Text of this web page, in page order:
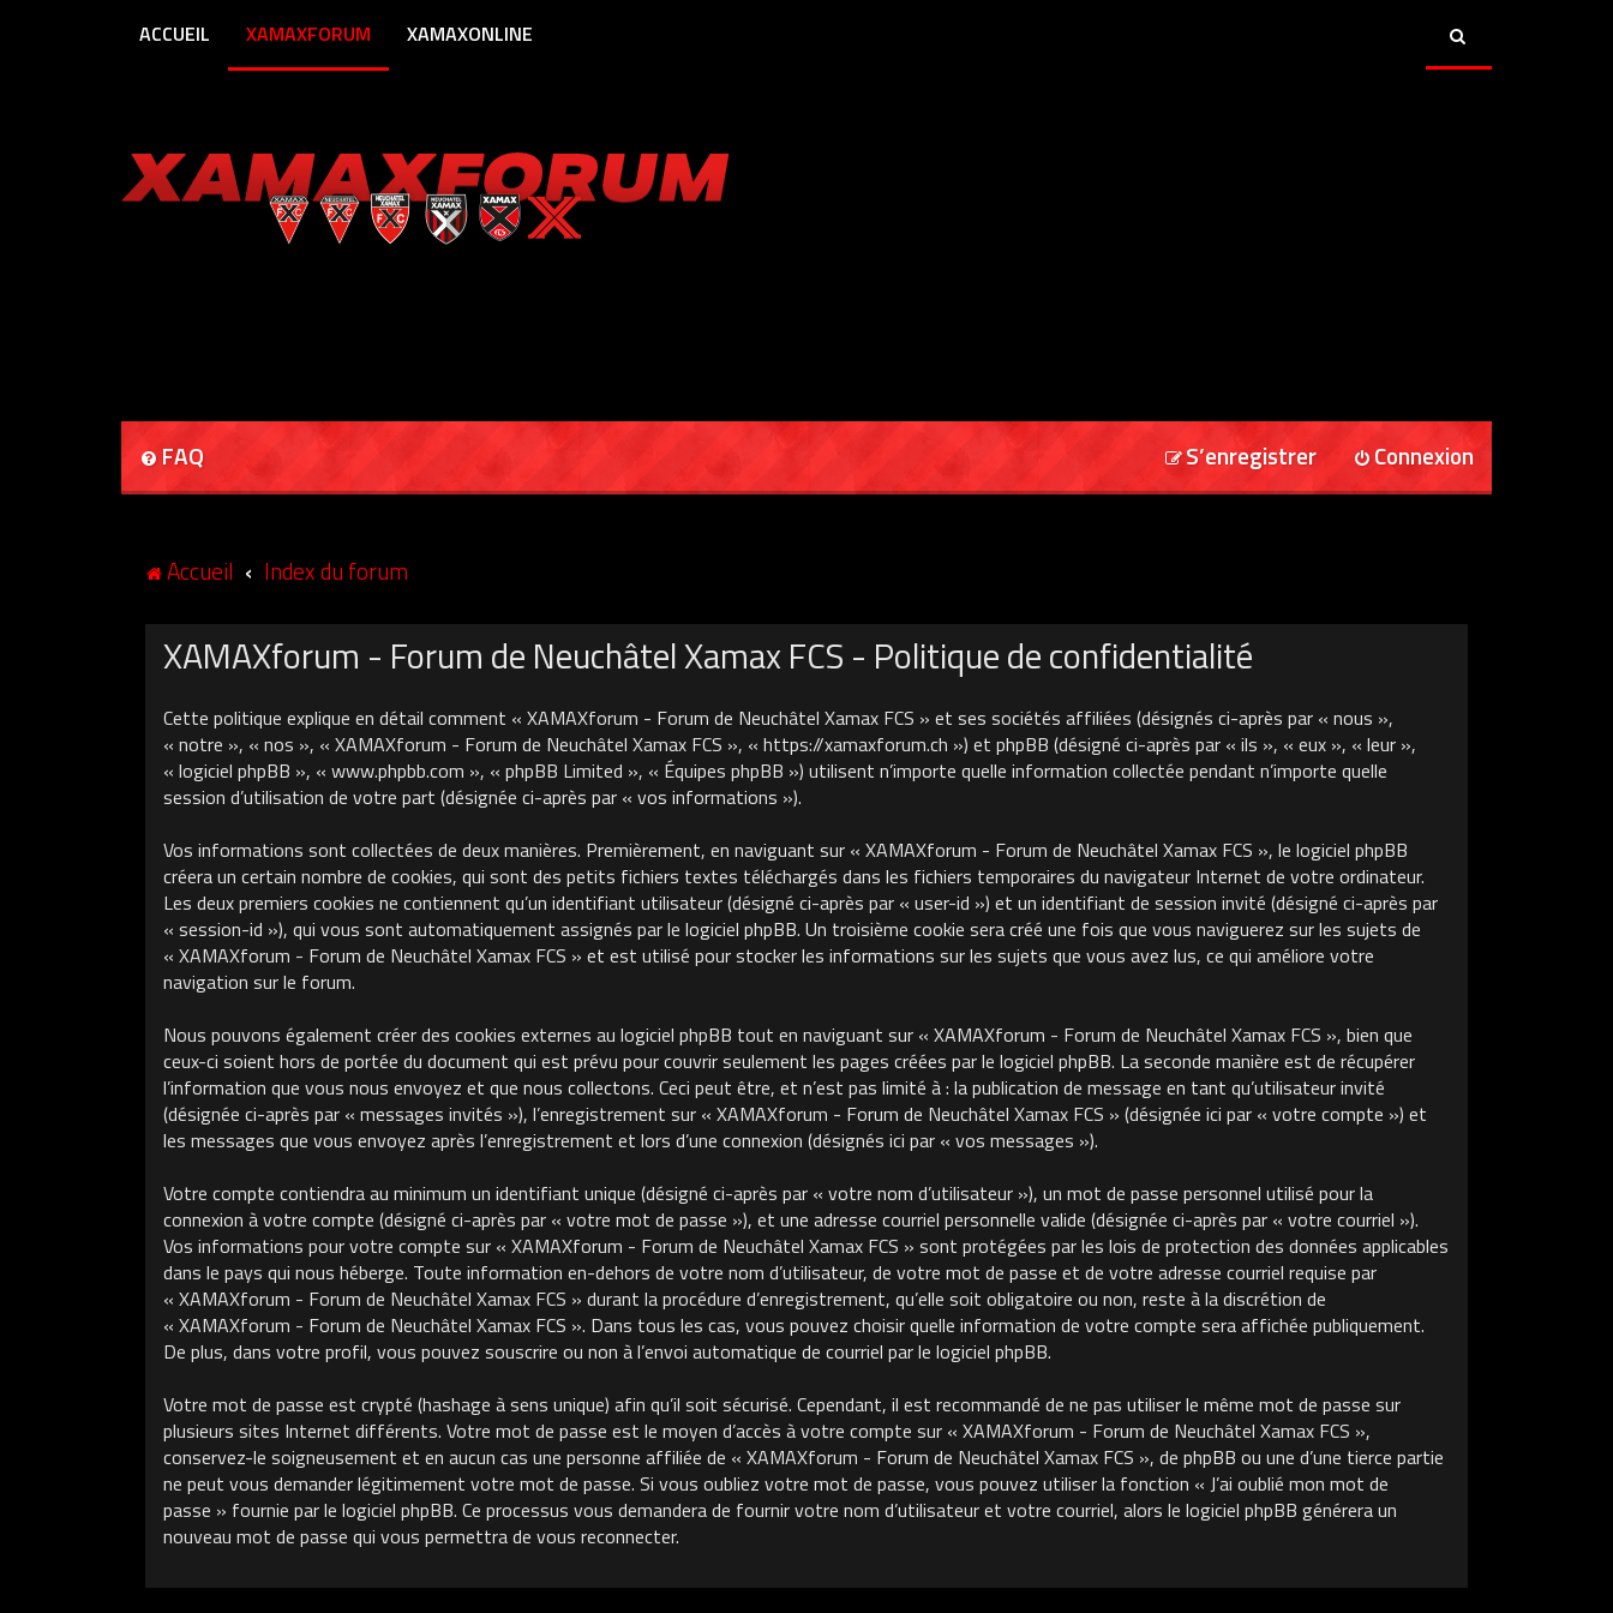
ACCUEIL XAMAXFORUM XAMAXONLINE
FAQ Connexion
S’enregistrer
Accueil Index du forum
XAMAXforum - Forum de Neuchâtel Xamax FCS - Politique de confidentialité
Cette politique explique en détail comment « XAMAXforum - Forum de Neuchâtel Xamax FCS » et ses sociétés affiliées (désignés ci-après par « nous »,
« notre », « nos », « XAMAXforum - Forum de Neuchâtel Xamax FCS », « https://xamaxforum.ch ») et phpBB (désigné ci-après par « ils », « eux », « leur »,
« logiciel phpBB », « www.phpbb.com », « phpBB Limited », « Équipes phpBB ») utilisent n’importe quelle information collectée pendant n’importe quelle
session d’utilisation de votre part (désignée ci-après par « vos informations »).
Vos informations sont collectées de deux manières. Premièrement, en naviguant sur « XAMAXforum - Forum de Neuchâtel Xamax FCS », le logiciel phpBB
créera un certain nombre de cookies, qui sont des petits fichiers textes téléchargés dans les fichiers temporaires du navigateur Internet de votre ordinateur.
Les deux premiers cookies ne contiennent qu’un identifiant utilisateur (désigné ci-après par « user-id ») et un identifiant de session invité (désigné ci-après par
« session-id »), qui vous sont automatiquement assignés par le logiciel phpBB. Un troisième cookie sera créé une fois que vous naviguerez sur les sujets de
« XAMAXforum - Forum de Neuchâtel Xamax FCS » et est utilisé pour stocker les informations sur les sujets que vous avez lus, ce qui améliore votre
navigation sur le forum.
Nous pouvons également créer des cookies externes au logiciel phpBB tout en naviguant sur « XAMAXforum - Forum de Neuchâtel Xamax FCS », bien que
ceux-ci soient hors de portée du document qui est prévu pour couvrir seulement les pages créées par le logiciel phpBB. La seconde manière est de récupérer
l’information que vous nous envoyez et que nous collectons. Ceci peut être, et n’est pas limité à : la publication de message en tant qu’utilisateur invité
(désignée ci-après par « messages invités »), l’enregistrement sur « XAMAXforum - Forum de Neuchâtel Xamax FCS » (désignée ici par « votre compte ») et
les messages que vous envoyez après l’enregistrement et lors d’une connexion (désignés ici par « vos messages »).
Votre compte contiendra au minimum un identifiant unique (désigné ci-après par « votre nom d’utilisateur »), un mot de passe personnel utilisé pour la
connexion à votre compte (désigné ci-après par « votre mot de passe »), et une adresse courriel personnelle valide (désignée ci-après par « votre courriel »).
Vos informations pour votre compte sur « XAMAXforum - Forum de Neuchâtel Xamax FCS » sont protégées par les lois de protection des données applicables
dans le pays qui nous héberge. Toute information en-dehors de votre nom d’utilisateur, de votre mot de passe et de votre adresse courriel requise par
« XAMAXforum - Forum de Neuchâtel Xamax FCS » durant la procédure d’enregistrement, qu’elle soit obligatoire ou non, reste à la discrétion de
« XAMAXforum - Forum de Neuchâtel Xamax FCS ». Dans tous les cas, vous pouvez choisir quelle information de votre compte sera affichée publiquement.
De plus, dans votre profil, vous pouvez souscrire ou non à l’envoi automatique de courriel par le logiciel phpBB.
Votre mot de passe est crypté (hashage à sens unique) afin qu’il soit sécurisé. Cependant, il est recommandé de ne pas utiliser le même mot de passe sur
plusieurs sites Internet différents. Votre mot de passe est le moyen d’accès à votre compte sur « XAMAXforum - Forum de Neuchâtel Xamax FCS »,
conservez-le soigneusement et en aucun cas une personne affiliée de « XAMAXforum - Forum de Neuchâtel Xamax FCS », de phpBB ou une d’une tierce partie
ne peut vous demander légitimement votre mot de passe. Si vous oubliez votre mot de passe, vous pouvez utiliser la fonction « J’ai oublié mon mot de
passe » fournie par le logiciel phpBB. Ce processus vous demandera de fournir votre nom d’utilisateur et votre courriel, alors le logiciel phpBB générera un
nouveau mot de passe qui vous permettra de vous reconnecter.